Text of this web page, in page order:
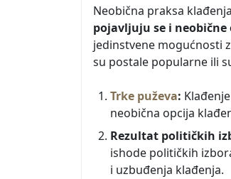
Neobična praksa
pojavljuju se i
jedinstvene mogućnosti
su postale popularne ili
Trke puževa:
neobična opcija
Rezultat političkih
ishode političkih
i uzbuđenja klađenja.